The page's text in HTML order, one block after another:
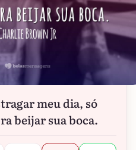
meu dia, só
beijar sua boca.